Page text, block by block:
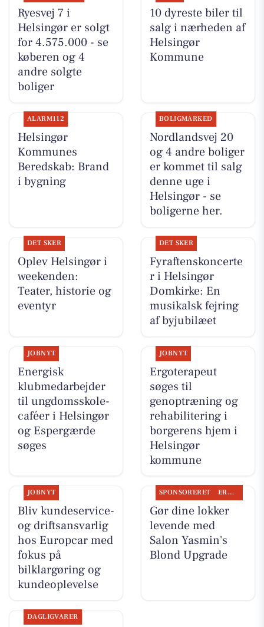
Ryesvej 7 i
Helsingør er solgt
for 4.575.000 - se
køberen og 4
andre solgte
boliger
10 dyreste biler til
salg i nærheden af
Helsingør
Kommune
ALARM112
Helsingør
Kommunes
Beredskab: Brand
i bygning
BOLIGMARKED
Nordlandsvej 20
og 4 andre boliger
er kommet til salg
denne uge i
Helsingør - se
boligerne her.
DET SKER
Oplev Helsingør i
weekenden:
Teater, historie og
eventyr
DET SKER
Fyraftenskoncerte
r i Helsingør
Domkirke: En
musikalsk fejring
af byjubilæet
JOBNYT
Energisk
klubmedarbejder
til ungdomsskole-
caféer i Helsingør
og Espergærde
søges
JOBNYT
Ergoterapeut
søges til
genoptræning og
rehabilitering i
borgerens hjem i
Helsingør
kommune
JOBNYT
Bliv kundeservice-
og driftsansvarlig
hos Europcar med
fokus på
bilklargøring og
kundeoplevelse
SPONSORERET ERHVERV
Gør dine lokker
levende med
Salon Yasmin's
Blond Upgrade
DAGLIGVARER